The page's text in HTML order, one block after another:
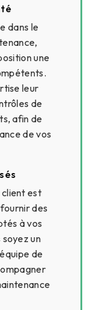
dans le
une
leur
de
afin de
de vos
client est
des
à vos
un
de